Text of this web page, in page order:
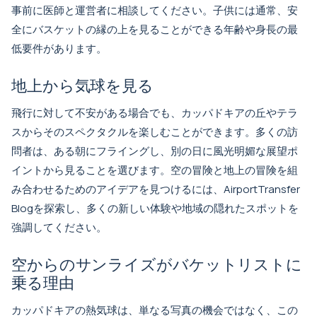
事前に医師と運営者に相談してください。子供には通常、安
全にバスケットの縁の上を見ることができる年齢や身長の最
低要件があります。
地上から気球を見る
飛行に対して不安がある場合でも、カッパドキアの丘やテラ
スからそのスペクタクルを楽しむことができます。多くの訪
問者は、ある朝にフライングし、別の日に風光明媚な展望ポ
イントから見ることを選びます。空の冒険と地上の冒険を組
み合わせるためのアイデアを見つけるには、 AirportTransfer
Blogを探索し、多くの新しい体験や地域の隠れたスポットを
強調してください。
空からのサンライズがバケットリストに
乗る理由
カッパドキアの熱気球は、単なる写真の機会ではなく、この